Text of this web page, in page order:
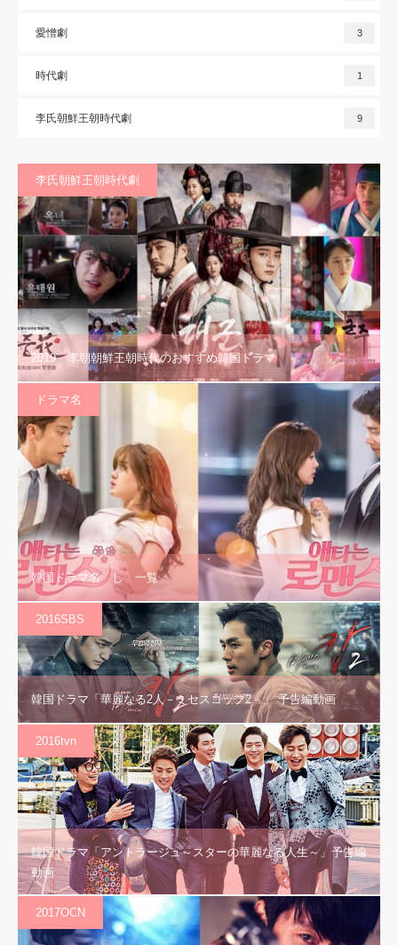
愛憎劇 3
時代劇 1
李氏朝鮮王朝時代劇 9
李氏朝鮮王朝時代劇
2019 李朝朝鮮王朝時代のおすすめ韓国ドラマ
ドラマ名
韓国ドラマ名 し 一覧
2016SBS
韓国ドラマ「華麗なる2人－ミセスコップ2－」 予告編動画
2016tvn
韓国ドラマ「アントラージュ～スターの華麗なる人生～」予告編
動画
2017OCN